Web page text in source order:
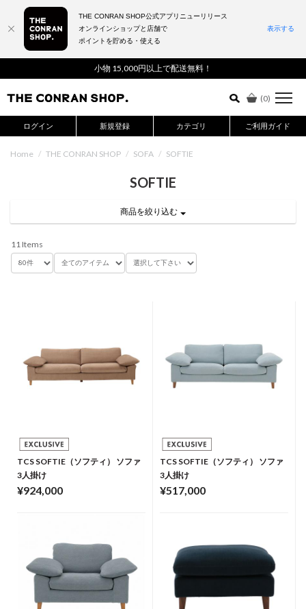
小物 15,000円以上で配送無料！
(0)
ログイン 新規登録 カテゴリ ご利用ガイド
詳細検索はこちら
Home / THE CONRAN SHOP / SOFA / SOFTIE
SOFTIE
商品を絞り込む
11 Items
TCS SOFTIE（ソフティ） ソファ
3人掛け
¥924,000
TCS SOFTIE（ソフティ） ソファ
3人掛け
¥517,000
THE CONRAN SHOP公式アプリニューリリース
オンラインショップと店舗で
ポイントを貯める・使える
表示する